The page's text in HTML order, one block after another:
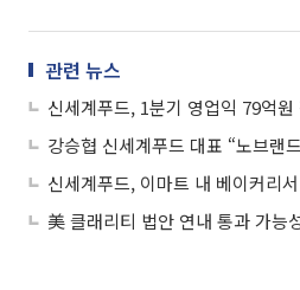
관련 뉴스
신세계푸드, 1분기 영업익 79억
신세계푸드, 이마트 내 베이커리